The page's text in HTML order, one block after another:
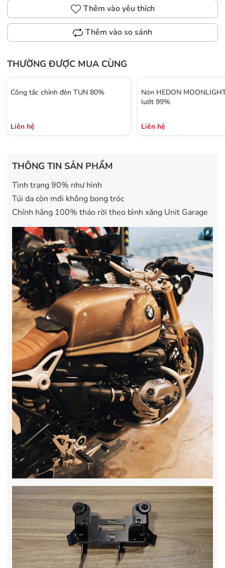
Thêm vào yêu thích
Thêm vào so sánh
THƯỜNG ĐƯỢC MUA CÙNG
Công tắc chỉnh đèn TUN 80%
Liên hệ
Nón HEDON
lướt 99%
Liên hệ
THÔNG TIN SẢN PHẨM
Tình trạng 90% như hình
Túi da còn mới không bong tróc
Chính hãng 100% tháo rời theo bình xăng Unit Garage